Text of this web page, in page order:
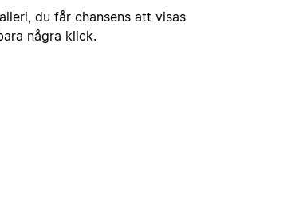
du får chansens att visas
några klick.